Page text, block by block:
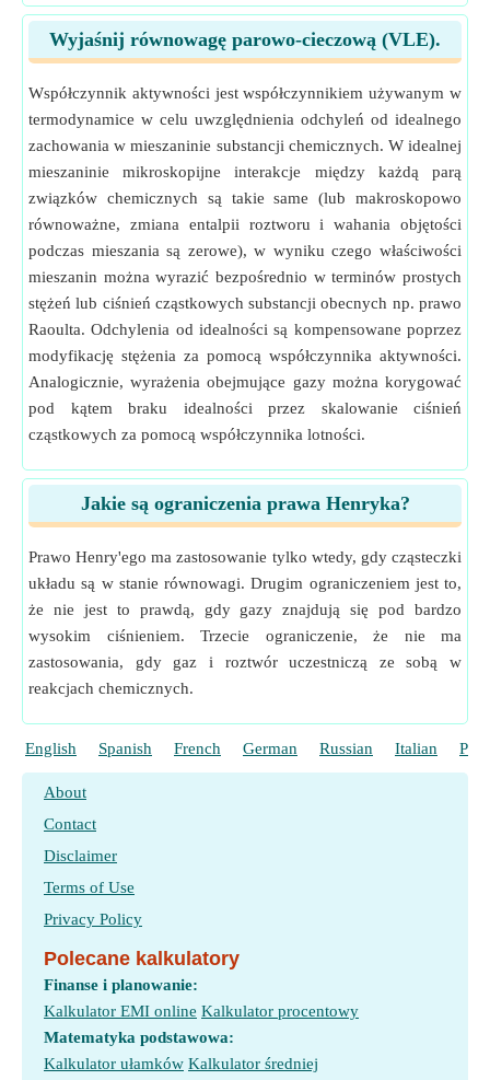
Wyjaśnij równowagę parowo-cieczową (VLE).
Współczynnik aktywności jest współczynnikiem używanym w
termodynamice w celu uwzględnienia odchyleń od idealnego
zachowania w mieszaninie substancji chemicznych. W idealnej
mieszaninie mikroskopijne interakcje między każdą parą
związków chemicznych są takie same (lub makroskopowo
równoważne, zmiana entalpii roztworu i wahania objętości
podczas mieszania są zerowe), w wyniku czego właściwości
mieszanin można wyrazić bezpośrednio w terminów prostych
stężeń lub ciśnień cząstkowych substancji obecnych np. prawo
Raoulta. Odchylenia od idealności są kompensowane poprzez
modyfikację stężenia za pomocą współczynnika aktywności.
Analogicznie, wyrażenia obejmujące gazy można korygować
pod kątem braku idealności przez skalowanie ciśnień
cząstkowych za pomocą współczynnika lotności.
Jakie są ograniczenia prawa Henryka?
Prawo Henry'ego ma zastosowanie tylko wtedy, gdy cząsteczki
układu są w stanie równowagi. Drugim ograniczeniem jest to,
że nie jest to prawdą, gdy gazy znajdują się pod bardzo
wysokim ciśnieniem. Trzecie ograniczenie, że nie ma
zastosowania, gdy gaz i roztwór uczestniczą ze sobą w
reakcjach chemicznych.
English Spanish French German Russian Italian
About
Contact
Disclaimer
Terms of Use
Privacy Policy
Polecane kalkulatory
Finanse i planowanie:
Kalkulator EMI online Kalkulator procentowy
Matematyka podstawowa:
Kalkulator ułamków Kalkulator średniej